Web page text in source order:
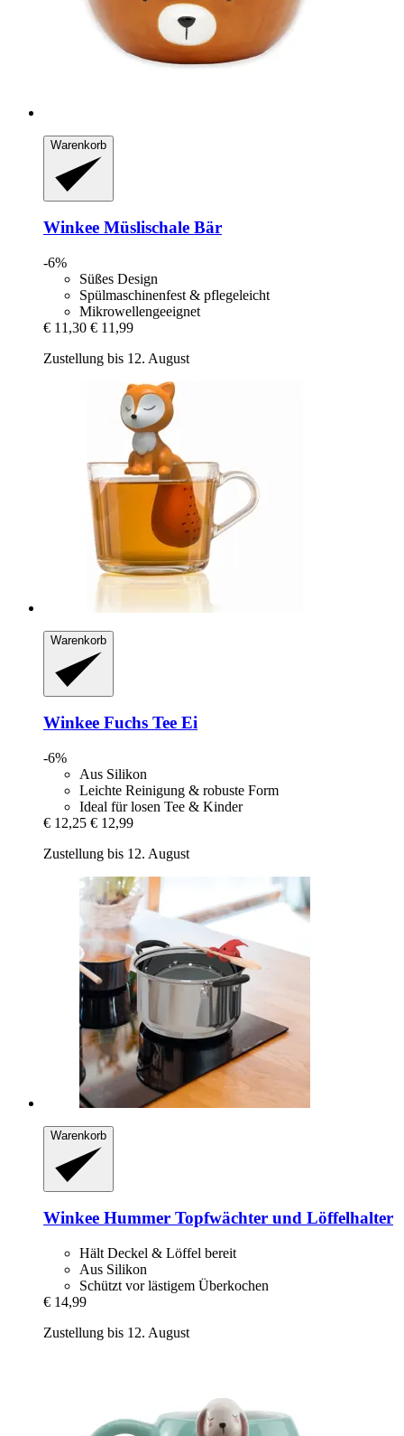
Warenkorb
Winkee Müslischale Bär
-6%
Süßes Design
Spülmaschinenfest & pflegeleicht
Mikrowellengeeignet
€ 11,30 € 11,99
Zustellung bis 12. August
Warenkorb
Winkee Fuchs Tee Ei
-6%
Aus Silikon
Leichte Reinigung & robuste Form
Ideal für losen Tee & Kinder
€ 12,25 € 12,99
Zustellung bis 12. August
Warenkorb
Winkee Hummer Topfwächter und Löffelhalter
Hält Deckel & Löffel bereit
Aus Silikon
Schützt vor lästigem Überkochen
€ 14,99
Zustellung bis 12. August